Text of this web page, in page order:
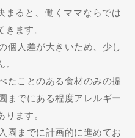
まると、働くママならでは
ます。
個人差が大きいため、少し
たことのある食材のみの提
までにある程度アレルギー
ます。
園までに計画的に進めてお